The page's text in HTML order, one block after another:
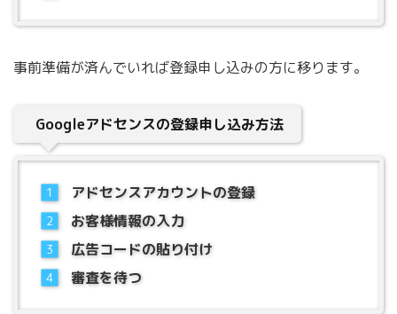
事前準備が済んでいれば登録申し込みの方に移ります。
Googleアドセンスの登録申し込み方法
アドセンスアカウントの登録
お客様情報の入力
広告コードの貼り付け
審査を待つ